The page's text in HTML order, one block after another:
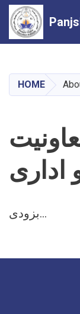
HOME
اداری
بزودی...